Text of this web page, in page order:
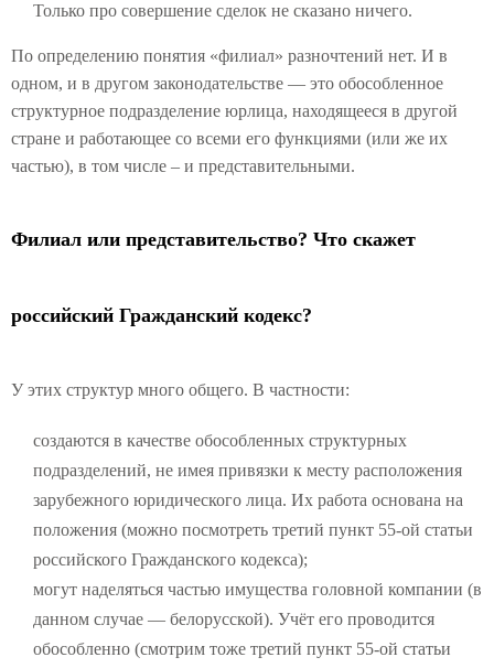
Только про совершение сделок не сказано ничего.
По определению понятия «филиал» разночтений нет. И в
одном, и в другом законодательстве — это обособленное
структурное подразделение юрлица, находящееся в другой
стране и работающее со всеми его функциями (или же их
частью), в том числе – и представительными.
Филиал или представительство? Что скажет
российский Гражданский кодекс?
У этих структур много общего. В частности:
создаются в качестве обособленных структурных
подразделений, не имея привязки к месту расположения
зарубежного юридического лица. Их работа основана на
положения (можно посмотреть третий пункт 55-ой статьи
российского Гражданского кодекса);
могут наделяться частью имущества головной компании (в
данном случае — белорусской). Учёт его проводится
обособленно (смотрим тоже третий пункт 55-ой статьи